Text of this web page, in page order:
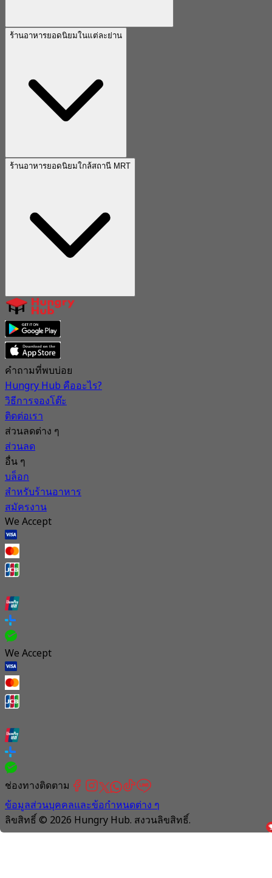
ร้านอาหารยอดนิยมในแต่ละย่าน
ร้านอาหารยอดนิยมใกล้สถานี MRT
คำถามที่พบบ่อย
Hungry Hub คืออะไร?
วิธีการจองโต๊ะ
ติดต่อเรา
ส่วนลดต่าง ๆ
ส่วนลด
อื่น ๆ
บล็อก
สำหรับร้านอาหาร
สมัครงาน
We Accept
We Accept
ช่องทางติดตาม
ข้อมูลส่วนบุคคลและข้อกำหนดต่าง ๆ
ลิขสิทธิ์ © 2026 Hungry Hub. สงวนลิขสิทธิ์.
Connection